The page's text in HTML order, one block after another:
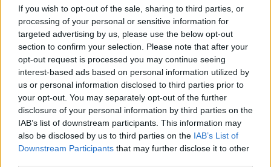
If you wish to opt-out of the sale, sharing to third parties, or
processing of your personal or sensitive information for
targeted advertising by us, please use the below opt-out
section to confirm your selection. Please note that after your
opt-out request is processed you may continue seeing
interest-based ads based on personal information utilized by
us or personal information disclosed to third parties prior to
your opt-out. You may separately opt-out of the further
disclosure of your personal information by third parties on the
IAB’s list of downstream participants. This information may
also be disclosed by us to third parties on the IAB’s List of
Downstream Participants that may further disclose it to other
ΔΕΙΤΕ ΕΠΙΣΗΣ
ΣΤΗΝ ΙΔΙΑ ΚΑΤΗΓΟΡΙΑ